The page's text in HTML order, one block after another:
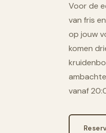
Voor de
van fris
op jouw
komen
vanaf